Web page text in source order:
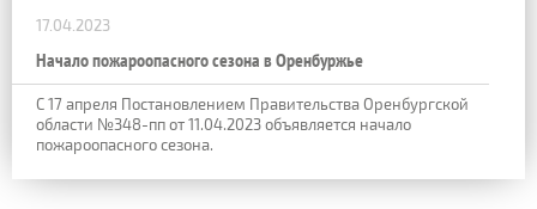
17.04.2023
Начало пожароопасного сезона в Оренбуржье
С 17 апреля Постановлением Правительства Оренбургской
области №348-пп от 11.04.2023 объявляется начало
пожароопасного сезона.